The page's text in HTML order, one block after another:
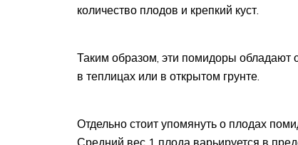
количество плодов и крепкий куст.
Таким образом, эти помидоры обладают
в теплицах или в открытом грунте.
Отдельно стоит упомянуть о плодах
Средний вес 1 плода варьируется в